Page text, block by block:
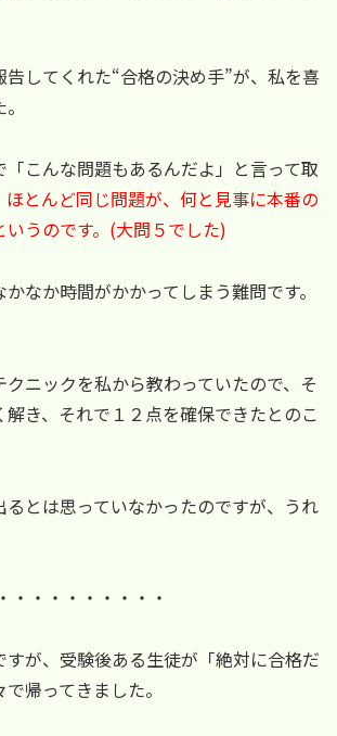
告してくれた“合格の決め手”が、私を喜
こんな問題もあるんだよ」と言って取
ほとんど同じ問題が、何と見事に本番の
うのです。(大問５でした)
なか時間がかかってしまう難問です。
ニックを私から教わっていたので、そ
き、それで１２点を確保できたとのこ
るとは思っていなかったのですが、うれ
・・・・・・・・
すが、受験後ある生徒が「絶対に合格だ
帰ってきました。